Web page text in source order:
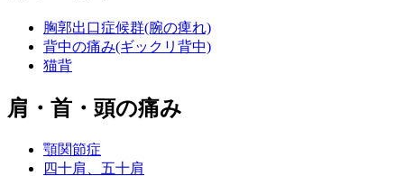
胸郭出口症候群(腕の痺れ)
背中の痛み(ギックリ背中)
猫背
肩・首・頭の痛み
顎関節症
四十肩、五十肩